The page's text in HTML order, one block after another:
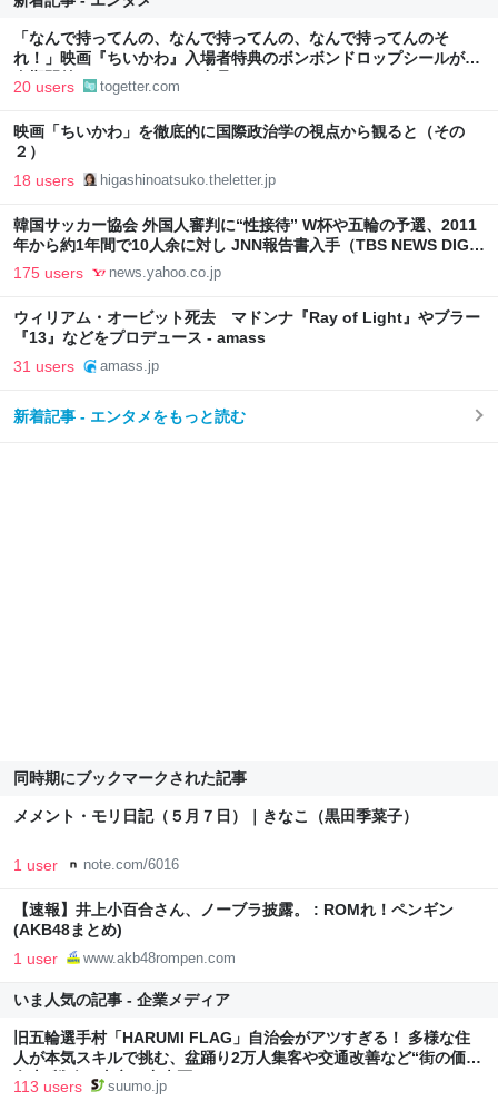
「なんで持ってんの、なんで持ってんの、なんで持ってんのそ
れ！」映画『ちいかわ』入場者特典のボンボンドロップシールが配
布期間前にフリマサイトで出品される
20 users togetter.com
映画「ちいかわ」を徹底的に国際政治学の視点から観ると（その
２）
18 users higashinoatsuko.theletter.jp
韓国サッカー協会 外国人審判に“性接待” W杯や五輪の予選、2011
年から約1年間で10人余に対し JNN報告書入手（TBS NEWS DIG
Powered by JNN） - Yahoo!ニュース
175 users news.yahoo.co.jp
ウィリアム・オービット死去 マドンナ『Ray of Light』やブラー
『13』などをプロデュース - amass
31 users amass.jp
新着記事 - エンタメをもっと読む
同時期にブックマークされた記事
メメント・モリ日記（５月７日）｜きなこ（黒田季菜子）
1 user note.com/6016
【速報】井上小百合さん、ノーブラ披露。 : ROMれ！ペンギン
(AKB48まとめ)
1 user www.akb48rompen.com
いま人気の記事 - 企業メディア
旧五輪選手村「HARUMI FLAG」自治会がアツすぎる！ 多様な住
人が本気スキルで挑む、盆踊り2万人集客や交通改善など“街の価値
向上”戦略 東京・中央区
113 users suumo.jp